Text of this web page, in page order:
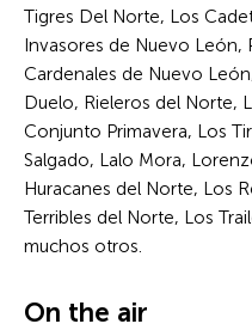
Tigres Del Norte, Los
Invasores de Nuevo León,
Cardenales de Nuevo
Duelo, Rieleros del Norte,
Conjunto Primavera, Los
Salgado, Lalo Mora,
Huracanes del Norte, Los
Terribles del Norte, Los
muchos otros.
On the air